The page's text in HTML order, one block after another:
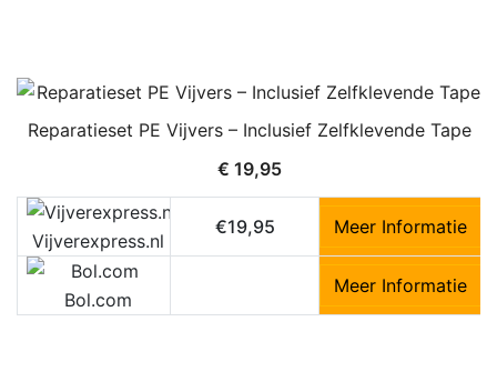
Reparatieset PE Vijvers – Inclusief Zelfklevende Tape
€ 19,95
Vijverexpress.nl
€19,95 Meer Informatie
Bol.com
Meer Informatie